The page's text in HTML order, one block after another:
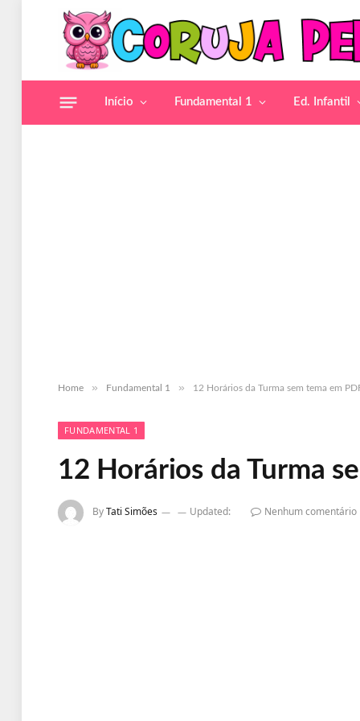
Início Fundamental 1 Ed. Infantil
Home » Fundamental 1 » 12 Horários da Turma sem tema em
FUNDAMENTAL 1
12 Horários da Turma
ByTati Simões Updated: Nenhum comentário